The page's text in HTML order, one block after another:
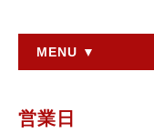
MENU ▼
営業日